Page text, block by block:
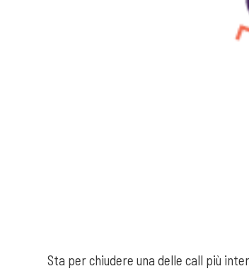
Sta per chiudere una delle call più